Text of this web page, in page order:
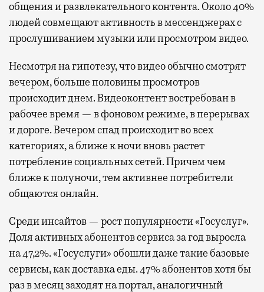
общения и развлекательного контента. Около 40%
людей совмещают активность в мессенджерах с
прослушиванием музыки или просмотром видео.
Несмотря на гипотезу, что видео обычно смотрят
вечером, больше половины просмотров
происходит днем. Видеоконтент востребован в
рабочее время — в фоновом режиме, в перерывах
и дороге. Вечером спад происходит во всех
категориях, а ближе к ночи вновь растет
потребление социальных сетей. Причем чем
ближе к полуночи, тем активнее потребители
общаются онлайн.
Среди инсайтов — рост популярности «Госуслуг».
Доля активных абонентов сервиса за год выросла
на 47,2%. «Госуслуги» обошли даже такие базовые
сервисы, как доставка еды. 47% абонентов хотя бы
раз в месяц заходят на портал, аналогичный